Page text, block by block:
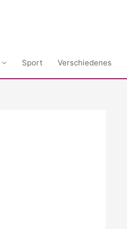
Sport Verschiedenes